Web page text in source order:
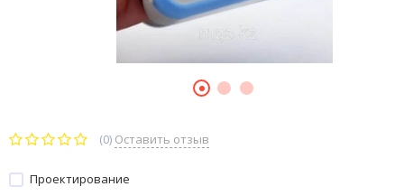
(0) Оставить отзыв
Проектирование